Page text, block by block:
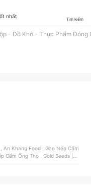
nhất
Tìm kiếm
- Đồ Khô - Thực Phẩm Đóng